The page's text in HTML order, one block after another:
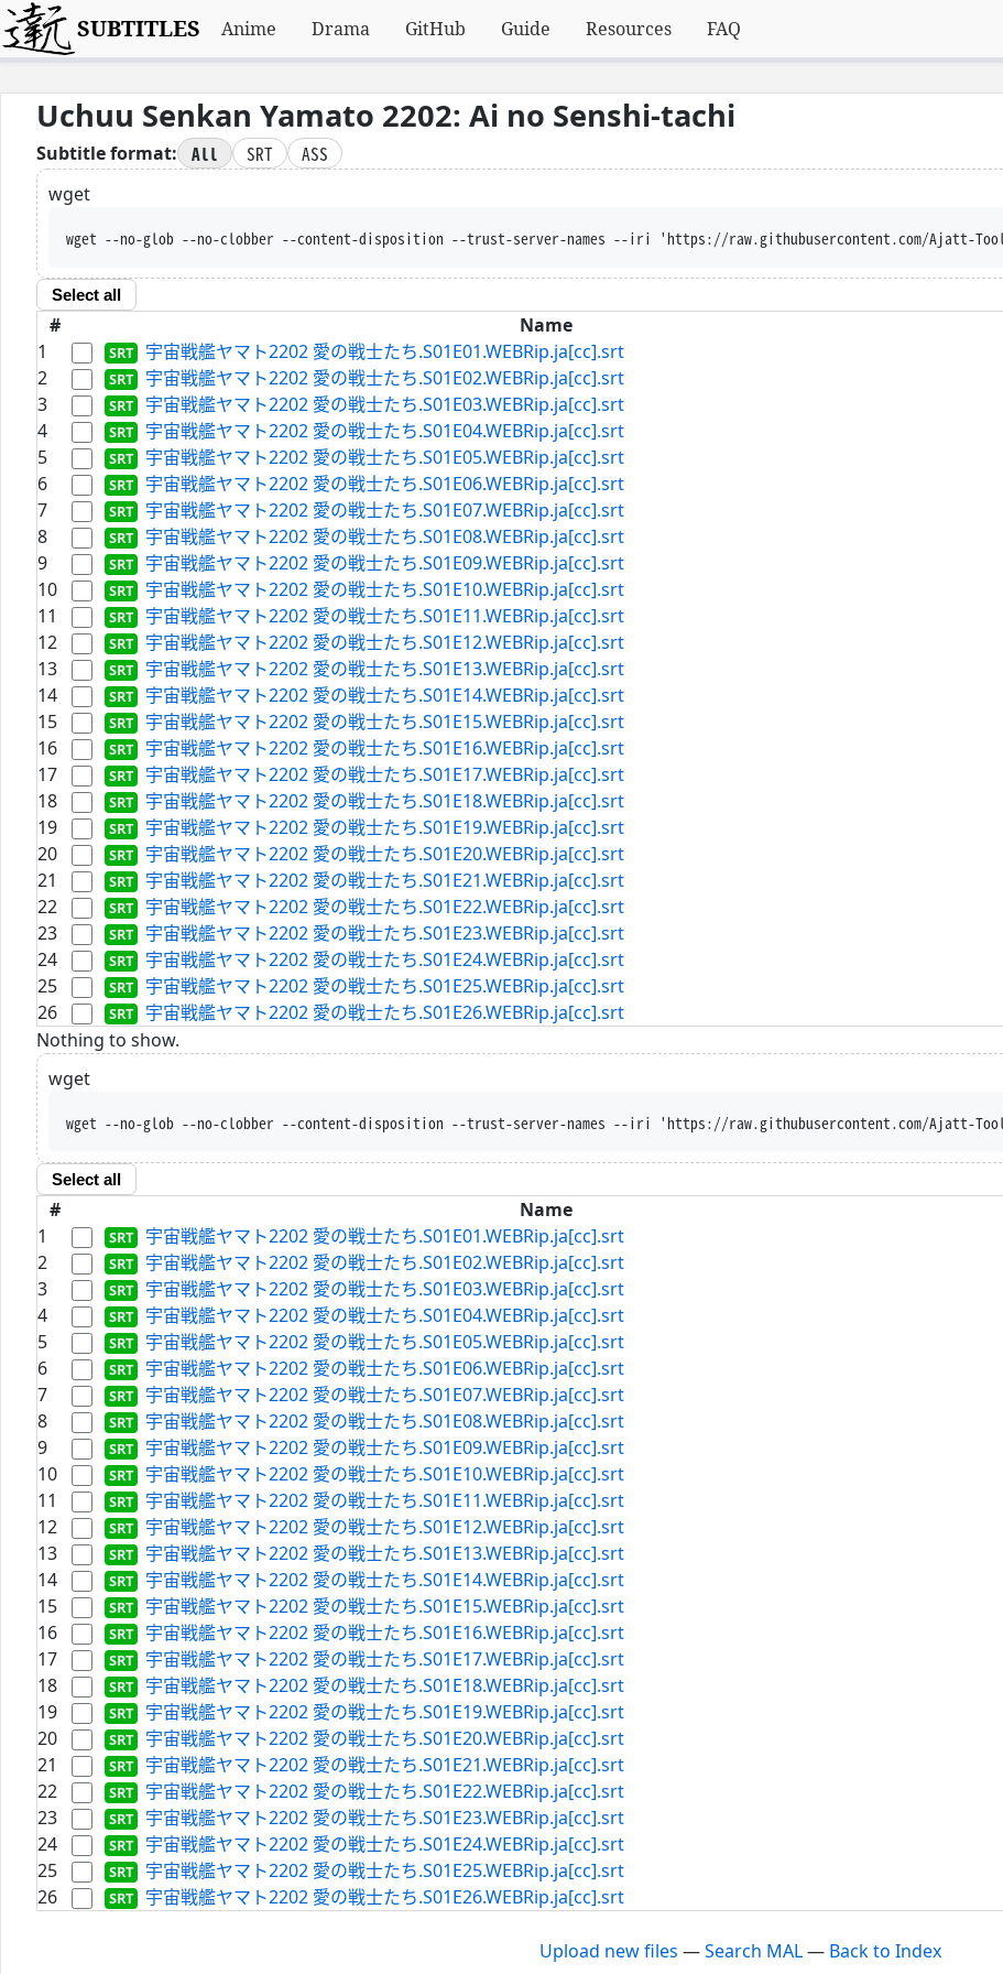
SUBTITLES Anime Drama GitHub Guide Resources FAQ
Uchuu Senkan Yamato 2202: Ai no Senshi-tachi
Subtitle format: All SRT
ASS
wget
wget --no-glob --no-clobber --content-disposition --trust-server-names --iri 'https://raw.githubusercontent.com/Ajatt-Tools/kitsunekko-mirror/refs/heads/
Select all
# Name
1
宇宙戦艦ヤマト2202 愛の戦士たち.S01E01.WEBRip.ja[cc].srt
2
宇宙戦艦ヤマト2202 愛の戦士たち.S01E02.WEBRip.ja[cc].srt
3
宇宙戦艦ヤマト2202 愛の戦士たち.S01E03.WEBRip.ja[cc].srt
4
宇宙戦艦ヤマト2202 愛の戦士たち.S01E04.WEBRip.ja[cc].srt
5
宇宙戦艦ヤマト2202 愛の戦士たち.S01E05.WEBRip.ja[cc].srt
6
宇宙戦艦ヤマト2202 愛の戦士たち.S01E06.WEBRip.ja[cc].srt
7
宇宙戦艦ヤマト2202 愛の戦士たち.S01E07.WEBRip.ja[cc].srt
8
宇宙戦艦ヤマト2202 愛の戦士たち.S01E08.WEBRip.ja[cc].srt
9
宇宙戦艦ヤマト2202 愛の戦士たち.S01E09.WEBRip.ja[cc].srt
10
宇宙戦艦ヤマト2202 愛の戦士たち.S01E10.WEBRip.ja[cc].srt
11
宇宙戦艦ヤマト2202 愛の戦士たち.S01E11.WEBRip.ja[cc].srt
12
宇宙戦艦ヤマト2202 愛の戦士たち.S01E12.WEBRip.ja[cc].srt
13
宇宙戦艦ヤマト2202 愛の戦士たち.S01E13.WEBRip.ja[cc].srt
14
宇宙戦艦ヤマト2202 愛の戦士たち.S01E14.WEBRip.ja[cc].srt
15
宇宙戦艦ヤマト2202 愛の戦士たち.S01E15.WEBRip.ja[cc].srt
16
宇宙戦艦ヤマト2202 愛の戦士たち.S01E16.WEBRip.ja[cc].srt
17
宇宙戦艦ヤマト2202 愛の戦士たち.S01E17.WEBRip.ja[cc].srt
18
宇宙戦艦ヤマト2202 愛の戦士たち.S01E18.WEBRip.ja[cc].srt
19
宇宙戦艦ヤマト2202 愛の戦士たち.S01E19.WEBRip.ja[cc].srt
20
宇宙戦艦ヤマト2202 愛の戦士たち.S01E20.WEBRip.ja[cc].srt
21
宇宙戦艦ヤマト2202 愛の戦士たち.S01E21.WEBRip.ja[cc].srt
22
宇宙戦艦ヤマト2202 愛の戦士たち.S01E22.WEBRip.ja[cc].srt
23
宇宙戦艦ヤマト2202 愛の戦士たち.S01E23.WEBRip.ja[cc].srt
24
宇宙戦艦ヤマト2202 愛の戦士たち.S01E24.WEBRip.ja[cc].srt
25
宇宙戦艦ヤマト2202 愛の戦士たち.S01E25.WEBRip.ja[cc].srt
26
宇宙戦艦ヤマト2202 愛の戦士たち.S01E26.WEBRip.ja[cc].srt
Nothing to show.
wget
wget --no-glob --no-clobber --content-disposition --trust-server-names --iri 'https://raw.githubusercontent.com/Ajatt-Tools/kitsunekko-mirror/refs/heads/
Select all
# Name
1
宇宙戦艦ヤマト2202 愛の戦士たち.S01E01.WEBRip.ja[cc].srt
2
宇宙戦艦ヤマト2202 愛の戦士たち.S01E02.WEBRip.ja[cc].srt
3
宇宙戦艦ヤマト2202 愛の戦士たち.S01E03.WEBRip.ja[cc].srt
4
宇宙戦艦ヤマト2202 愛の戦士たち.S01E04.WEBRip.ja[cc].srt
5
宇宙戦艦ヤマト2202 愛の戦士たち.S01E05.WEBRip.ja[cc].srt
6
宇宙戦艦ヤマト2202 愛の戦士たち.S01E06.WEBRip.ja[cc].srt
7
宇宙戦艦ヤマト2202 愛の戦士たち.S01E07.WEBRip.ja[cc].srt
8
宇宙戦艦ヤマト2202 愛の戦士たち.S01E08.WEBRip.ja[cc].srt
9
宇宙戦艦ヤマト2202 愛の戦士たち.S01E09.WEBRip.ja[cc].srt
10
宇宙戦艦ヤマト2202 愛の戦士たち.S01E10.WEBRip.ja[cc].srt
11
宇宙戦艦ヤマト2202 愛の戦士たち.S01E11.WEBRip.ja[cc].srt
12
宇宙戦艦ヤマト2202 愛の戦士たち.S01E12.WEBRip.ja[cc].srt
13
宇宙戦艦ヤマト2202 愛の戦士たち.S01E13.WEBRip.ja[cc].srt
14
宇宙戦艦ヤマト2202 愛の戦士たち.S01E14.WEBRip.ja[cc].srt
15
宇宙戦艦ヤマト2202 愛の戦士たち.S01E15.WEBRip.ja[cc].srt
16
宇宙戦艦ヤマト2202 愛の戦士たち.S01E16.WEBRip.ja[cc].srt
17
宇宙戦艦ヤマト2202 愛の戦士たち.S01E17.WEBRip.ja[cc].srt
18
宇宙戦艦ヤマト2202 愛の戦士たち.S01E18.WEBRip.ja[cc].srt
19
宇宙戦艦ヤマト2202 愛の戦士たち.S01E19.WEBRip.ja[cc].srt
20
宇宙戦艦ヤマト2202 愛の戦士たち.S01E20.WEBRip.ja[cc].srt
21
宇宙戦艦ヤマト2202 愛の戦士たち.S01E21.WEBRip.ja[cc].srt
22
宇宙戦艦ヤマト2202 愛の戦士たち.S01E22.WEBRip.ja[cc].srt
23
宇宙戦艦ヤマト2202 愛の戦士たち.S01E23.WEBRip.ja[cc].srt
24
宇宙戦艦ヤマト2202 愛の戦士たち.S01E24.WEBRip.ja[cc].srt
25
宇宙戦艦ヤマト2202 愛の戦士たち.S01E25.WEBRip.ja[cc].srt
26
宇宙戦艦ヤマト2202 愛の戦士たち.S01E26.WEBRip.ja[cc].srt
Upload new files —Search MAL— Back to Index